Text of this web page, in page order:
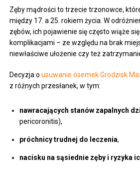
Zęby mądrości to trzecie trzonowce,
między 17. a 25. rokiem życia. W
zębów, ich pojawienie się często wiąże
komplikacjami – ze względu na brak
niewłaściwe ułożenie czy też
Decyzja ousuwanie ósemek Grodzisk
z różnych przesłanek, w tym:
nawracających stanów zapalnych
pericoronitis),
próchnicy trudnej do leczenia,
nacisku na sąsiednie zęby i ryzyka